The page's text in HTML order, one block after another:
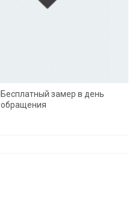
Бесплатный замер в день
обращения